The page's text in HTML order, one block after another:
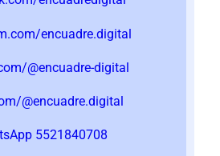
encuadre.digital
@encuadre-digital
@encuadre.digital
5521840708